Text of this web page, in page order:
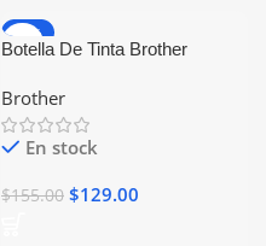
-17%
Botella De Tinta Brother
Brother
En stock
$155.00 $129.00